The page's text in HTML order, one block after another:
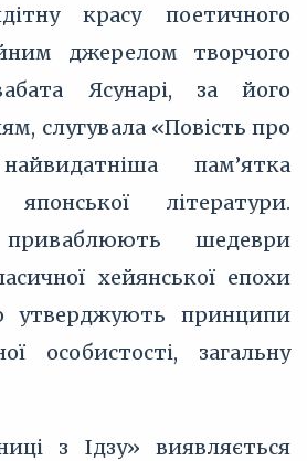
красу поетичного
джерелом творчого
Ясунарі, за його
слугувала «Повість про
пам’ятка
японської літератури.
шедеври
хейянської епохи
утверджують принципи
особистості, загальну
з Ідзу» виявляється